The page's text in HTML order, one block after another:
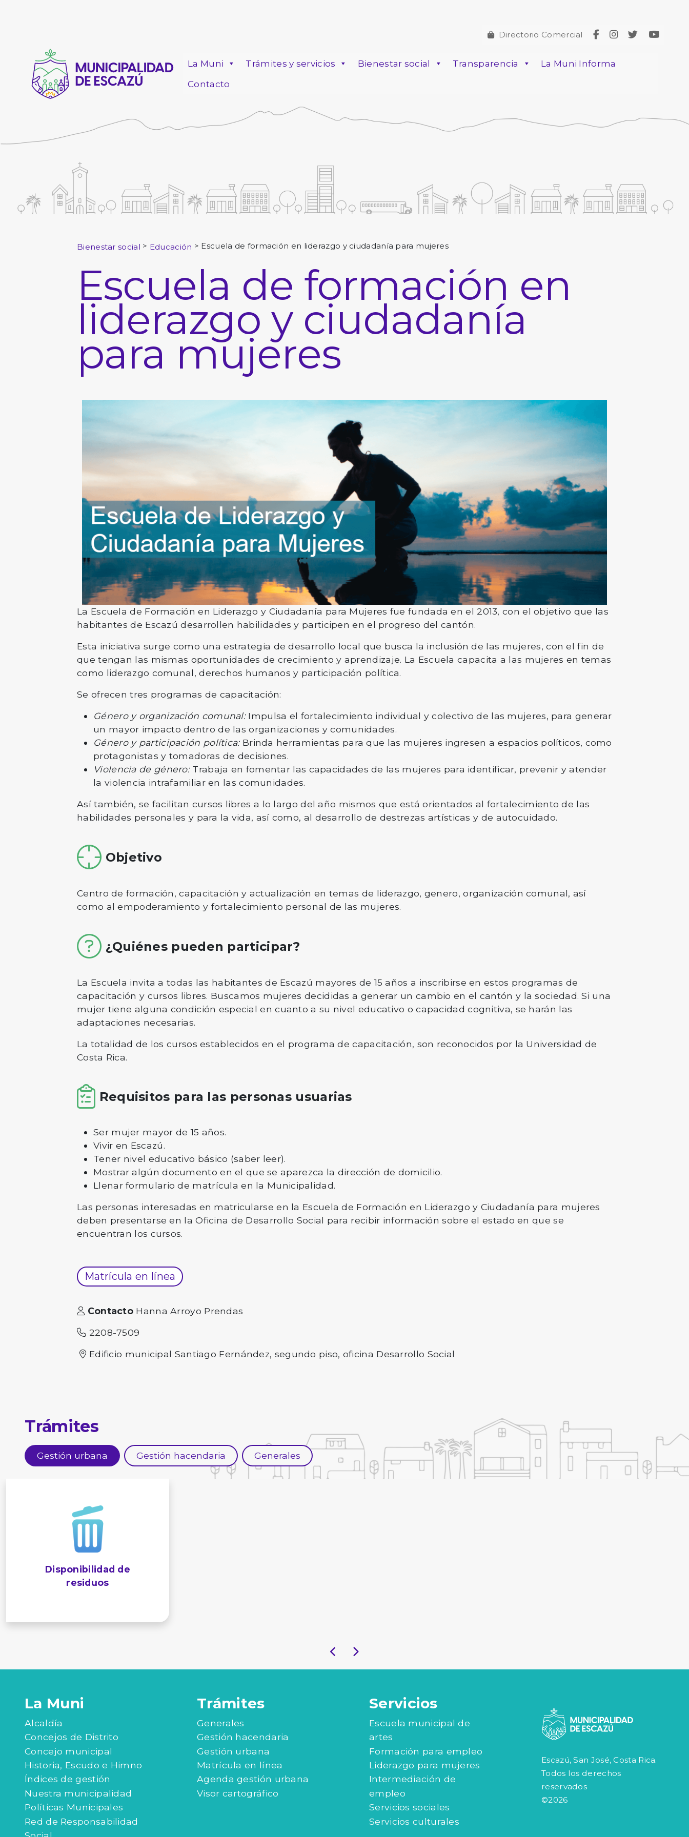
Directorio Comercial
La Muni Trámites y servicios Bienestar social Transparencia
La Muni Informa
Contacto
Bienestar social > Educación > Escuela de formación en liderazgo y ciudadanía para mujeres
Escuela de formación en
liderazgo y ciudadanía
para mujeres
La Escuela de Formación en Liderazgo y Ciudadanía para Mujeres fue fundada en el 2013, con el objetivo que las
habitantes de Escazú desarrollen habilidades y participen en el progreso del cantón.
Esta iniciativa surge como una estrategia de desarrollo local que busca la inclusión de las mujeres, con el fin de
que tengan las mismas oportunidades de crecimiento y aprendizaje. La Escuela capacita a las mujeres en temas
como liderazgo comunal, derechos humanos y participación política.
Se ofrecen tres programas de capacitación:
Género y organización comunal: Impulsa el fortalecimiento individual y colectivo de las mujeres, para generar
un mayor impacto dentro de las organizaciones y comunidades.
Género y participación política: Brinda herramientas para que las mujeres ingresen a espacios políticos, como
protagonistas y tomadoras de decisiones.
Violencia de género: Trabaja en fomentar las capacidades de las mujeres para identificar, prevenir y atender
la violencia intrafamiliar en las comunidades.
Así también, se facilitan cursos libres a lo largo del año mismos que está orientados al fortalecimiento de las
habilidades personales y para la vida, así como, al desarrollo de destrezas artísticas y de autocuidado.
Objetivo
Centro de formación, capacitación y actualización en temas de liderazgo, genero, organización comunal, así
como al empoderamiento y fortalecimiento personal de las mujeres.
¿Quiénes pueden participar?
La Escuela invita a todas las habitantes de Escazú mayores de 15 años a inscribirse en estos programas de
capacitación y cursos libres. Buscamos mujeres decididas a generar un cambio en el cantón y la sociedad. Si una
mujer tiene alguna condición especial en cuanto a su nivel educativo o capacidad cognitiva, se harán las
adaptaciones necesarias.
La totalidad de los cursos establecidos en el programa de capacitación, son reconocidos por la Universidad de
Costa Rica.
Requisitos para las personas usuarias
Ser mujer mayor de 15 años.
Vivir en Escazú.
Tener nivel educativo básico (saber leer).
Mostrar algún documento en el que se aparezca la dirección de domicilio.
Llenar formulario de matrícula en la Municipalidad.
Las personas interesadas en matricularse en la Escuela de Formación en Liderazgo y Ciudadanía para mujeres
deben presentarse en la Oficina de Desarrollo Social para recibir información sobre el estado en que se
encuentran los cursos.
Matrícula en línea
Contacto Hanna Arroyo Prendas
2208-7509
Edificio municipal Santiago Fernández, segundo piso, oficina Desarrollo Social
Trámites
Gestión urbana Gestión hacendaria Generales
Consulta por áreas de
protección
La Muni
Alcaldía
Concejos de Distrito
Concejo municipal
Historia, Escudo e Himno
Índices de gestión
Nuestra municipalidad
Políticas Municipales
Red de Responsabilidad
Trámites
Generales
Gestión hacendaria
Gestión urbana
Matrícula en línea
Agenda gestión urbana
Servicios
Escuela municipal de
artes
Formación para empleo
Liderazgo para mujeres
Intermediación de
empleo
Servicios sociales
Escazú, San José, Costa Rica.
Todos los derechos
reservados